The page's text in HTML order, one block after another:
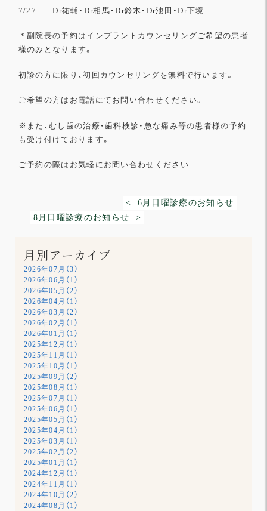
7/27 Dr祐輔・Dr相馬・Dr鈴木・Dr池田・Dr下境
＊副院長の予約はインプラントカウンセリングご希望の患者
様のみとなります。
初診の方に限り、初回カウンセリングを無料で行います。
ご希望の方はお電話にてお問い合わせください。
※また、むし歯の治療・歯科検診・急な痛み等の患者様の予約
も受け付けております。
ご予約の際はお気軽にお問い合わせください
< 6月日曜診療のお知らせ
8月日曜診療のお知らせ >
月別アーカイブ
2026年07月（3）
2026年06月（1）
2026年05月（2）
2026年04月（1）
2026年03月（2）
2026年02月（1）
2026年01月（1）
2025年12月（1）
2025年11月（1）
2025年10月（1）
2025年09月（2）
2025年08月（1）
2025年07月（1）
2025年06月（1）
2025年05月（1）
2025年04月（1）
2025年03月（1）
2025年02月（2）
2025年01月（1）
2024年12月（1）
2024年11月（1）
2024年10月（2）
2024年08月（1）